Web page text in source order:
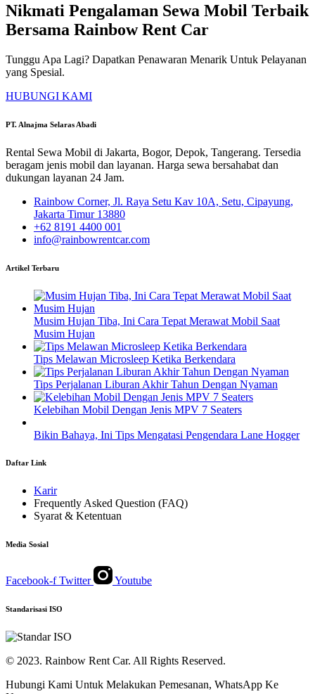
Nikmati Pengalaman Sewa Mobil Terbaik
Bersama Rainbow Rent Car
Tunggu Apa Lagi? Dapatkan Penawaran Menarik Untuk Pelayanan
yang Spesial.
HUBUNGI KAMI
PT. Alnajma Selaras Abadi
Rental Sewa Mobil di Jakarta, Bogor, Depok, Tangerang. Tersedia
beragam jenis mobil dan layanan. Harga sewa bersahabat dan
dukungan layanan 24 Jam.
Rainbow Corner, Jl. Raya Setu Kav 10A, Setu, Cipayung,
Jakarta Timur 13880
+62 8191 4400 001
info@rainbowrentcar.com
Artikel Terbaru
Musim Hujan Tiba, Ini Cara Tepat Merawat Mobil Saat
Musim Hujan
Tips Melawan Microsleep Ketika Berkendara
Tips Perjalanan Liburan Akhir Tahun Dengan Nyaman
Kelebihan Mobil Dengan Jenis MPV 7 Seaters
Bikin Bahaya, Ini Tips Mengatasi Pengendara Lane Hogger
Daftar Link
Karir
Frequently Asked Question (FAQ)
Syarat & Ketentuan
Media Sosial
Facebook-f Twitter Youtube
Standarisasi ISO
© 2023. Rainbow Rent Car. All Rights Reserved.
Hubungi Kami Untuk Melakukan Pemesanan, WhatsApp Ke